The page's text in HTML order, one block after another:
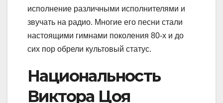
исполнение различными исполнителями и
звучать на радио. Многие его песни стали
настоящими гимнами поколения 80-х и до
сих пор обрели культовый статус.
Национальность
Виктора Цоя